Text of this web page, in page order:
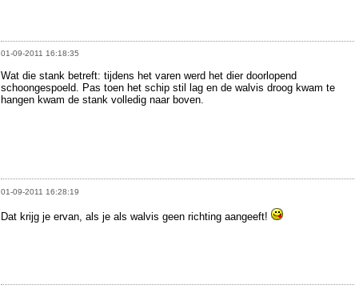
01-09-2011 16:18:35
Wat die stank betreft: tijdens het varen werd het dier doorlopend
schoongespoeld. Pas toen het schip stil lag en de walvis droog kwam te
hangen kwam de stank volledig naar boven.
01-09-2011 16:28:19
Dat krijg je ervan, als je als walvis geen richting aangeeft!